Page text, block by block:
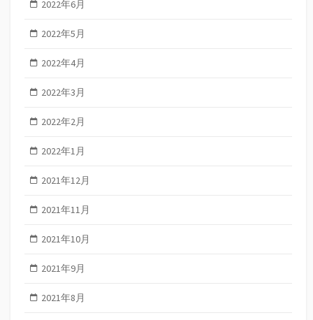
2022年6月
2022年5月
2022年4月
2022年3月
2022年2月
2022年1月
2021年12月
2021年11月
2021年10月
2021年9月
2021年8月